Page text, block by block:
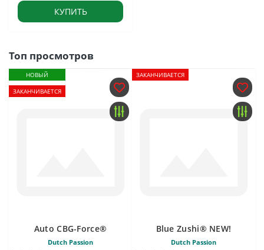
КУПИТЬ
Топ просмотров
НОВЫЙ
ЗАКАНЧИВАЕТСЯ
Auto CBG-Force®
Dutch Passion
ЗАКАНЧИВАЕТСЯ
Blue Zushi® NEW!
Dutch Passion